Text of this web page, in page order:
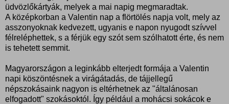
üdvözlőkártyák, melyek a mai napig megmaradtak.
A középkorban a Valentin nap a flörtölés napja volt, mely az
asszonyoknak kedvezett, ugyanis e napon nyugodt szívvel
félreléphettek, s a férjük egy szót sem szólhatott érte, és nem
is tehetett semmit.
Magyarországon a leginkább elterjedt formája a Valentin
napi köszöntésnek a virágátadás, de tájjellegű
népszokásaink nagyon is eltérhetnek az "általánosan
elfogadott" szokásoktól. Így például a mohácsi sokácok e